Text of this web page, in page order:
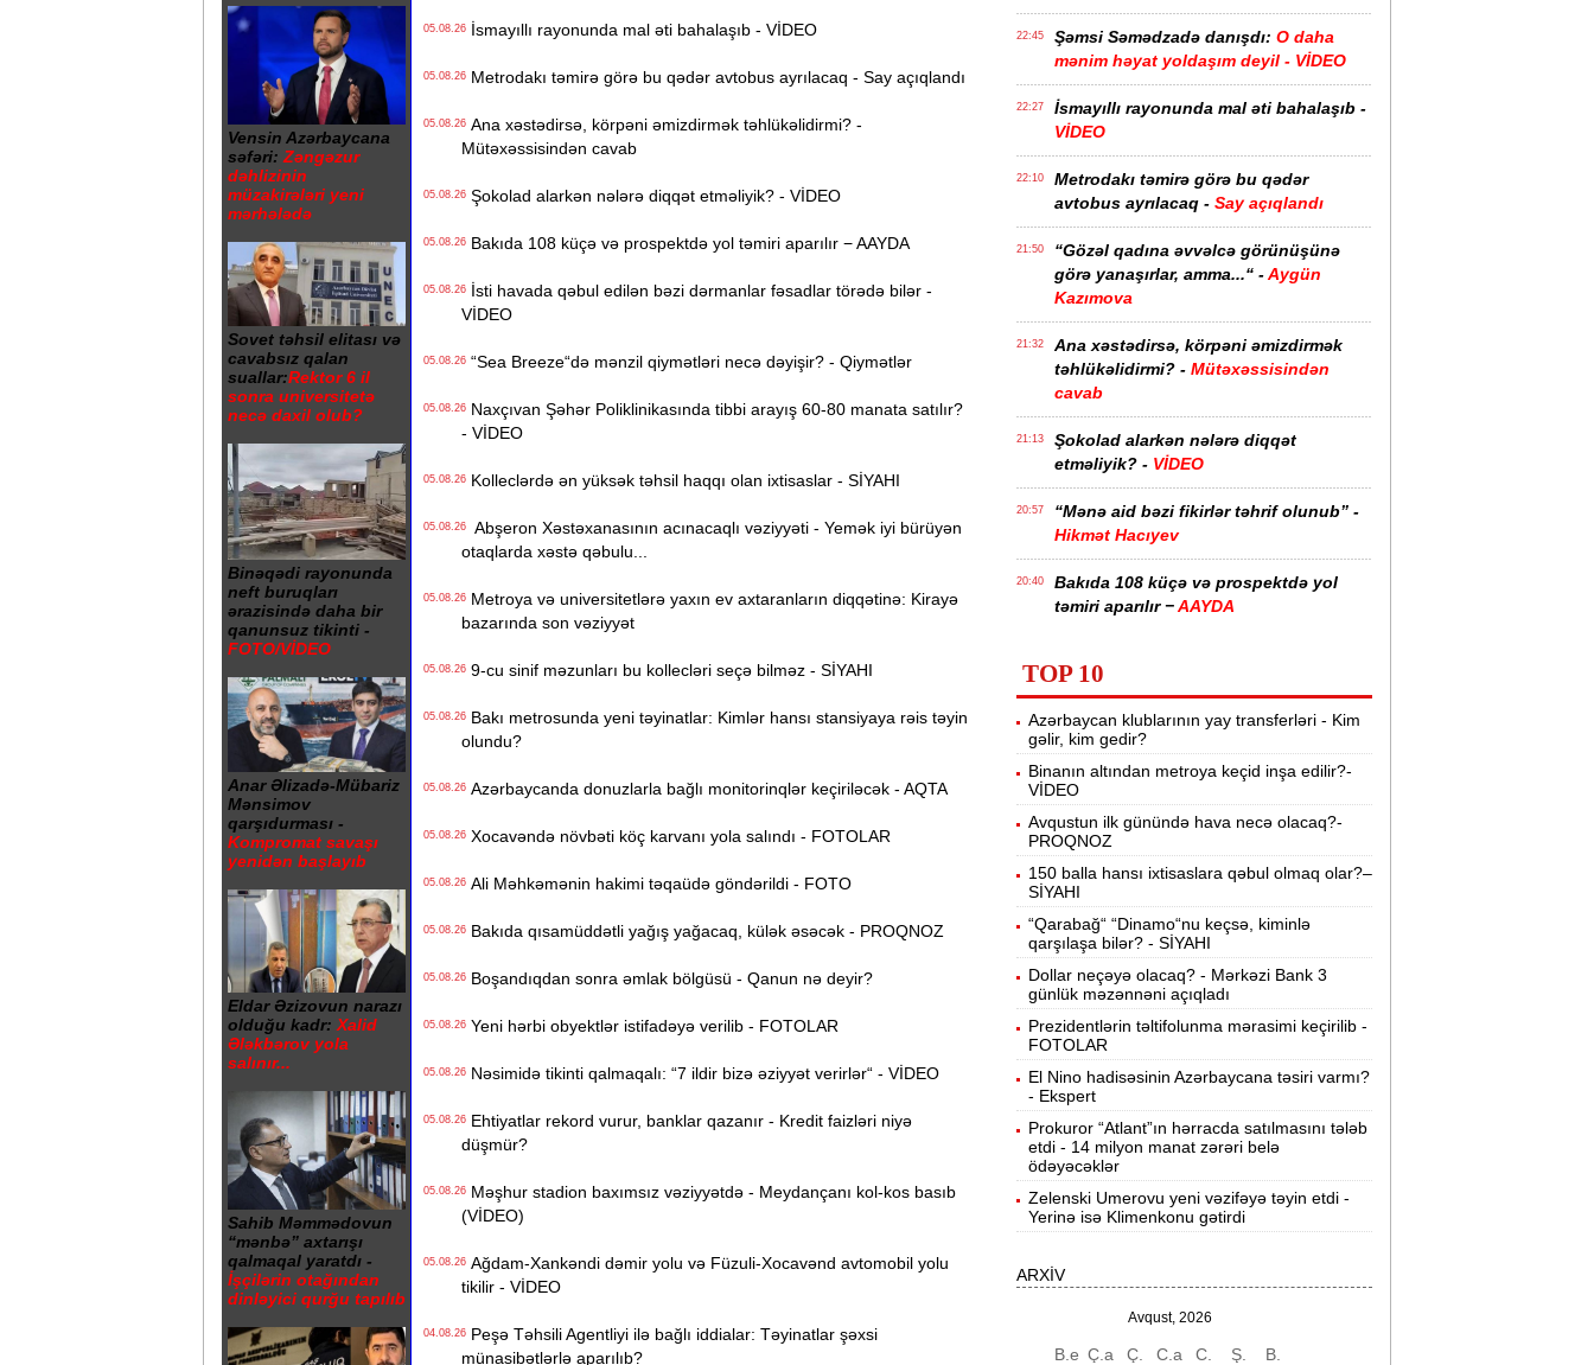
Vensin Azərbaycana
səfəri: Zəngəzur
dəhlizinin
müzakirələri yeni
mərhələdə
Sovet təhsil elitası və
cavabsız qalan
suallar:Rektor 6 il
sonra universitetə
necə daxil olub?
Binəqədi rayonunda
neft buruqları
ərazisində daha bir
qanunsuz tikinti -
FOTO/VİDEO
Anar Əlizadə-Mübariz
Mənsimov
qarşıdurması -
Kompromat savaşı
yenidən başlayıb
Eldar Əzizovun narazı
olduğu kadr: Xalid
Ələkbərov yola
salınır...
Sahib Məmmədovun
“mənbə” axtarışı
qalmaqal yaratdı -
İşçilərin otağından
dinləyici qurğu tapılıb
05.08.26İsmayıllı rayonunda mal əti bahalaşıb - VİDEO
05.08.26Metrodakı təmirə görə bu qədər avtobus ayrılacaq - Say açıqlandı
05.08.26Ana xəstədirsə, körpəni əmizdirmək təhlükəlidirmi? -
Mütəxəssisindən cavab
05.08.26Şokolad alarkən nələrə diqqət etməliyik? - VİDEO
05.08.26Bakıda 108 küçə və prospektdə yol təmiri aparılır − AAYDA
05.08.26İsti havada qəbul edilən bəzi dərmanlar fəsadlar törədə bilər -
VİDEO
05.08.26“Sea Breeze“də mənzil qiymətləri necə dəyişir? - Qiymətlər
05.08.26Naxçıvan Şəhər Poliklinikasında tibbi arayış 60-80 manata satılır?
- VİDEO
05.08.26Kolleclərdə ən yüksək təhsil haqqı olan ixtisaslar - SİYAHI
05.08.26Abşeron Xəstəxanasının acınacaqlı vəziyyəti - Yemək iyi bürüyən
otaqlarda xəstə qəbulu...
05.08.26Metroya və universitetlərə yaxın ev axtaranların diqqətinə: Kirayə
bazarında son vəziyyət
05.08.269-cu sinif məzunları bu kollecləri seçə bilməz - SİYAHI
05.08.26Bakı metrosunda yeni təyinatlar: Kimlər hansı stansiyaya rəis təyin
olundu?
05.08.26Azərbaycanda donuzlarla bağlı monitorinqlər keçiriləcək - AQTA
05.08.26Xocavəndə növbəti köç karvanı yola salındı - FOTOLAR
05.08.26Ali Məhkəmənin hakimi təqaüdə göndərildi - FOTO
05.08.26Bakıda qısamüddətli yağış yağacaq, külək əsəcək - PROQNOZ
05.08.26Boşandıqdan sonra əmlak bölgüsü - Qanun nə deyir?
05.08.26Yeni hərbi obyektlər istifadəyə verilib - FOTOLAR
05.08.26Nəsimidə tikinti qalmaqalı: “7 ildir bizə əziyyət verirlər“ - VİDEO
05.08.26Ehtiyatlar rekord vurur, banklar qazanır - Kredit faizləri niyə
düşmür?
05.08.26Məşhur stadion baxımsız vəziyyətdə - Meydançanı kol-kos basıb
(VİDEO)
05.08.26Ağdam-Xankəndi dəmir yolu və Füzuli-Xocavənd avtomobil yolu
tikilir - VİDEO
04.08.26Peşə Təhsili Agentliyi ilə bağlı iddialar: Təyinatlar şəxsi
münasibətlərlə aparılıb?
22:45 Şəmsi Səmədzadə danışdı: O daha
mənim həyat yoldaşım deyil - VİDEO
22:27
İsmayıllı rayonunda mal əti bahalaşıb -
VİDEO
22:10
Metrodakı təmirə görə bu qədər
avtobus ayrılacaq - Say açıqlandı
21:50
“Gözəl qadına əvvəlcə görünüşünə
görə yanaşırlar, amma...“ -Aygün
Kazımova
21:32
Ana xəstədirsə, körpəni əmizdirmək
təhlükəlidirmi? - Mütəxəssisindən
cavab
21:13
Şokolad alarkən nələrə diqqət
etməliyik? - VİDEO
20:57
“Mənə aid bəzi fikirlər təhrif olunub” -
Hikmət Hacıyev
20:40
Bakıda 108 küçə və prospektdə yol
təmiri aparılır −AAYDA
fəsadlar törədə bilər -
20:06
Müharibədə 3 400-dən çox iranlı və 18
ABŞ hərbçisi həlak olub -
19:48 BMT-dən dəhşətli xəbərdarlıq -
milyon insan ac qala bilər
19:31
“Wildberries” anbar tutumunun üçdə
birini itirib -
19:16
“Sea Breeze“də mənzil qiymətləri necə
dəyişir? -Qiymətlər
19:00 Bakıda ticarət mərkəzində FACİƏ:liftin
şaxtasına düşüb öldü
18:41 Pentaqondan kritik addım: Rusiya və
Çinə qarşı yeni plan
18:22
Naxçıvan Şəhər Poliklinikasında tibbi
arayış 60-80 manata satılır? -
18:05
Kolleclərdə ən yüksək təhsil haqqı
"Yəhudi David Seliverstov" Kazım
Abbasov çıxdı! -Bir dələduzla bağlı
TOP 10
Azərbaycan klublarının yay transferləri - Kim
gəlir, kim gedir?
Binanın altından metroya keçid inşa edilir?-
VİDEO
Avqustun ilk günündə hava necə olacaq?-
PROQNOZ
150 balla hansı ixtisaslara qəbul olmaq olar?–
SİYAHI
“Qarabağ“ “Dinamo“nu keçsə, kiminlə
qarşılaşa bilər? - SİYAHI
Dollar neçəyə olacaq? - Mərkəzi Bank 3
günlük məzənnəni açıqladı
Prezidentlərin təltifolunma mərasimi keçirilib -
FOTOLAR
El Nino hadisəsinin Azərbaycana təsiri varmı?
- Ekspert
Prokuror “Atlant”ın hərracda satılmasını tələb
etdi - 14 milyon manat zərəri belə
ödəyəcəklər
Zelenski Umerovu yeni vəzifəyə təyin etdi -
Yerinə isə Klimenkonu gətirdi
ARXİV
Avqust, 2026
B.e Ç.a Ç. C.a C. Ş. B.